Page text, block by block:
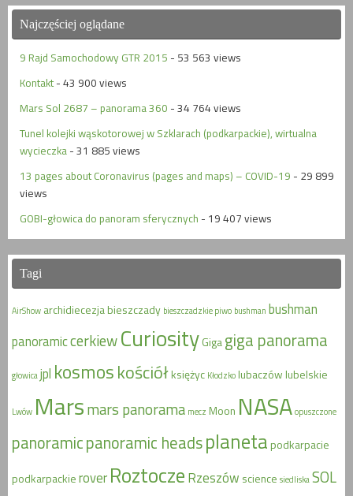
Najczęściej oglądane
9 Rajd Samochodowy GTR 2015 - 53 563 views
Kontakt - 43 900 views
Mars Sol 2687 – panorama 360 - 34 764 views
Tunel kolejki wąskotorowej w Szklarach (podkarpackie), wirtualna
wycieczka - 31 885 views
13 pages about Coronavirus (pages and maps) – COVID-19 - 29 899
views
GOBI-głowica do panoram sferycznych - 19 407 views
Tagi
AirShow archidiecezjabieszczady bieszczadzkie piwo bushman bushman
panoramiccerkiewCuriosityGigagiga panorama
głowicajpl kosmoskościółksiężyc Kłodzkolubaczówlubelskie
Lwów Marsmars panorama mecz Moon NASAopuszczone
panoramicpanoramic headsplanetapodkarpacie
podkarpackierover Roztocze Rzeszów science siedliskaSOL